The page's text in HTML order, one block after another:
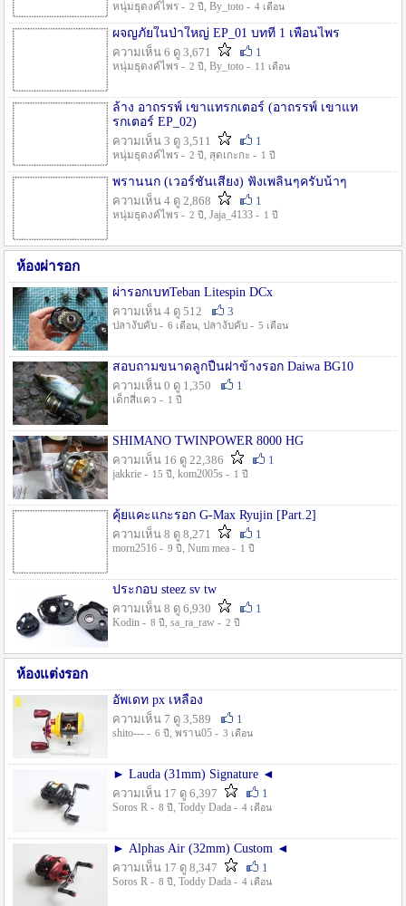
หนุ่มธุดงค์ไพร - 2 ปี , By_toto - 4 เดือน
ผจญภัยในป่าใหญ่ EP_01 บทที่ 1 เพื่อนไพร
ความเห็น 6 ดู 3,671
1
หนุ่มธุดงค์ไพร - 2 ปี , By_toto - 11 เดือน
ล้าง อาถรรพ์ เขาแทรกเตอร์ (อาถรรพ์ เขาแท
รกเตอร์ EP_02)
ความเห็น 3 ดู 3,511
1
หนุ่มธุดงค์ไพร - 2 ปี , สุดเกะกะ - 1 ปี
พรานนก (เวอร์ชั่นเสียง) ฟังเพลินๆครับน้าๆ
ความเห็น 4 ดู 2,868
1
หนุ่มธุดงค์ไพร - 2 ปี , Jaja_4133 - 1 ปี
ห้องผ่ารอก
ผ่ารอกเบทTeban Litespin DCx
ความเห็น 4 ดู 512
3
ปลางับคับ - 6 เดือน, ปลางับคับ - 5 เดือน
สอบถามขนาดลูกปืนฝาข้างรอก Daiwa BG10
ความเห็น 0 ดู 1,350
1
เด็กสี่แคว - 1 ปี
SHIMANO TWINPOWER 8000 HG
ความเห็น 16 ดู 22,386
1
jakkrie - 15 ปี , kom2005s - 1 ปี
คุ้ยแคะแกะรอก G-Max Ryujin [Part.2]
ความเห็น 8 ดู 8,271
1
morn2516 - 9 ปี , Num mea - 1 ปี
ประกอบ steez sv tw
ความเห็น 8 ดู 6,930
1
Kodin - 8 ปี , sa_ra_raw - 2 ปี
ห้องแต่งรอก
อัพเดท px เหลือง
ความเห็น 7 ดู 3,589
1
shito--- - 6 ปี , พราน05 - 3 เดือน
► Lauda (31mm) Signature ◄
ความเห็น 17 ดู 6,397
1
Soros R - 8 ปี , Toddy Dada - 4 เดือน
► Alphas Air (32mm) Custom ◄
ความเห็น 17 ดู 8,347
1
Soros R - 8 ปี , Toddy Dada - 4 เดือน